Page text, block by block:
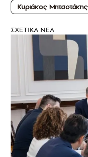
Kυριάκος Μητσοτάκης
ΣXETIKA NEA